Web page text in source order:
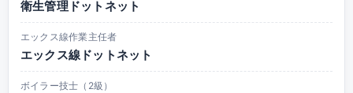
衛生管理ドットネット
エックス線作業主任者
エックス線ドットネット
ボイラー技士（2級）